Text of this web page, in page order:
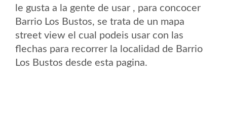
le gusta a la gente de usar , para concocer
Barrio Los Bustos, se trata de un mapa
street view el cual podeis usar con las
flechas para recorrer la localidad de Barrio
Los Bustos desde esta pagina.